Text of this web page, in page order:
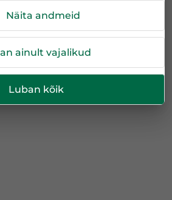
Näita andmeid
ainult vajalikud
Luban kõik